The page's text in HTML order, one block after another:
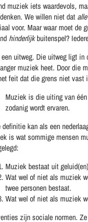
muziek iets waardevols,
We willen niet dat alle
voor. Maar waar moet de
hinderlijkbuitenspel?
uitweg. Die uitweg ligt in
muziek heet. Door die
feit dat die grens niet
Muziek is die uiting van
zodanig wordt ervaren.
definitie kan als een
is wat sommige mensen
Muziek bestaat uit
Wat wel of niet als muziek
twee personen bestaat.
Wat wel of niet als muziek
zijn sociale normen.